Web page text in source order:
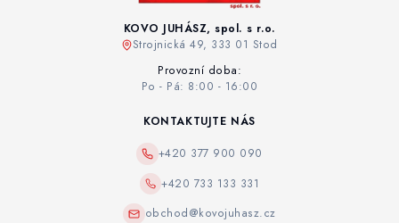
KOVO JUHÁSZ, spol. s r.o.
Strojnická 49, 333 01 Stod
Provozní doba:
Po - Pá: 8:00 - 16:00
KONTAKTUJTE NÁS
+420 377 900 090
+420 733 133 331
obchod@kovojuhasz.cz